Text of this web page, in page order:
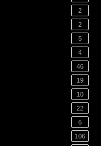
2
2
5
4
46
19
10
22
6
106